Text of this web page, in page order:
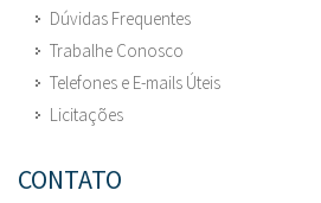
Dúvidas Frequentes
Trabalhe Conosco
Telefones e E-mails Úteis
Licitações
CONTATO